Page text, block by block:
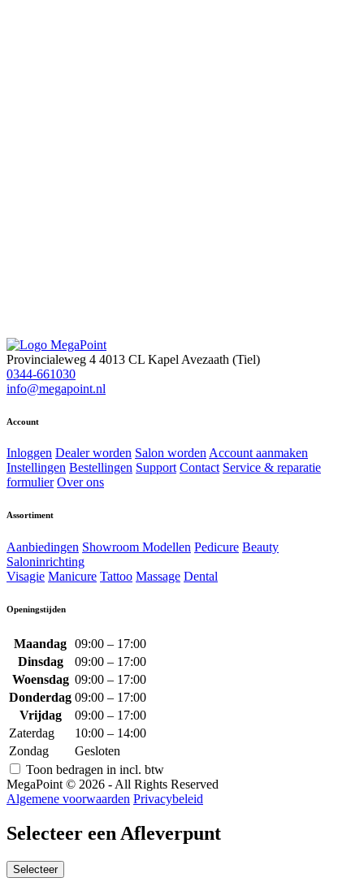
Provincialeweg 4 4013 CL Kapel Avezaath (Tiel)
0344-661030
info@megapoint.nl
Account
Inloggen Dealer worden Salon wordenAccount aanmaken
Instellingen Bestellingen Support Contact Service & reparatie
formulier Over ons
Assortiment
Aanbiedingen Showroom Modellen Pedicure Beauty
Saloninrichting
Visagie Manicure Tattoo Massage Dental
Openingstijden
Maandag 09:00 – 17:00
Dinsdag
09:00 – 17:00
Woensdag 09:00 – 17:00
Donderdag 09:00 – 17:00
Vrijdag
09:00 – 17:00
Zaterdag
10:00 – 14:00
Zondag
Gesloten
Toon bedragen in incl. btw
MegaPoint © 2026 - All Rights Reserved
Algemene voorwaarden Privacybeleid
Selecteer een Afleverpunt
Selecteer